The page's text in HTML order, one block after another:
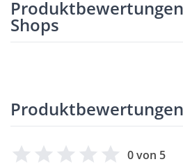
Shops
0 von 5